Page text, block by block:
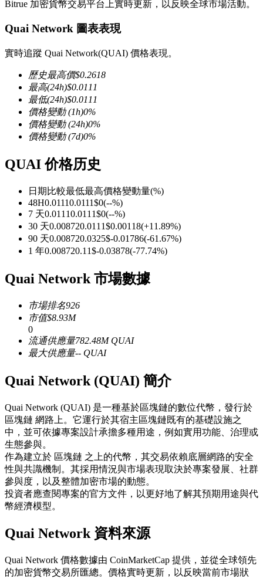
以數字貨幣為保證金的永續合約
TradFi
跟單
與頂尖交易專家同行
成為跟單交易員
Bitrue 加密貨幣交易平台上實時更新，以反映全球市場活動。
Quai Network 圖表表現
實時追蹤 Quai Network(QUAI) 價格表現。
歷史最高價$0.2618
最高(24h)$0.0111
最低(24h)$0.0111
價格變動(1h)0%
價格變動(24h)0%
價格變動(7d)0%
QUAI 价格历史
日期比較最低最高價格變動量(%)
48H0.01110.0111$0(--%)
7 天0.01110.0111$0(--%)
30 天0.008720.0111$0.00118(+11.89%)
90 天0.008720.0325$-0.01786(-61.67%)
1 年0.008720.11$-0.03878(-77.74%)
Quai Network 市場數據
市場排名926
市值$8.93M
0
流通供應量782.48M QUAI
最大供應量-- QUAI
Quai Network (QUAI) 簡介
Quai Network (QUAI) 是一種基於區塊鏈的數位代幣，發行於
區塊鏈 網路上。它運行於其宿主區塊鏈既有的基礎設施之
中，並可依據專案設計承擔多種用途，例如實用功能、治理或
生態參與。
作為建立於 區塊鏈 之上的代幣，其交易依賴底層網路的安全
性與共識機制。其採用情況與市場表現取決於專案發展、社群
參與度，以及整體加密市場的動態。
投資者應查閱專案的官方文件，以更好地了解其預期用途與代
幣經濟模型。
Quai Network 資料來源
Quai Network 價格數據由 CoinMarketCap 提供，並從全球領先
的加密貨幣交易所匯總。價格實時更新，以反映當前市場狀